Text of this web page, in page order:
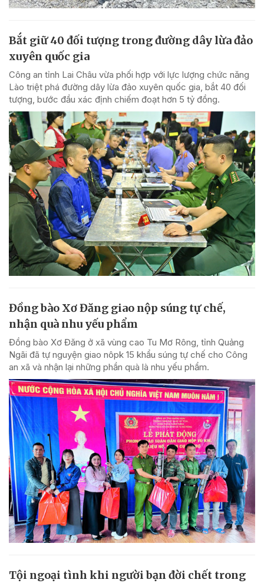
Bắt giữ 40 đối tượng trong đường dây lừa đảo
xuyên quốc gia
Công an tỉnh Lai Châu vừa phối hợp với lực lượng chức năng
Lào triệt phá đường dây lừa đảo xuyên quốc gia, bắt 40 đối
tượng, bước đầu xác định chiếm đoạt hơn 5 tỷ đồng.
Đồng bào Xơ Đăng giao nộp súng tự chế,
nhận quà nhu yếu phẩm
Đồng bào Xơ Đăng ở xã vùng cao Tu Mơ Rông, tỉnh Quảng
Ngãi đã tự nguyện giao nôpk 15 khẩu súng tự chế cho Công
an xã và nhận lại những phần quà là nhu yếu phẩm.
Tội ngoại tình khi người bạn đời chết trong